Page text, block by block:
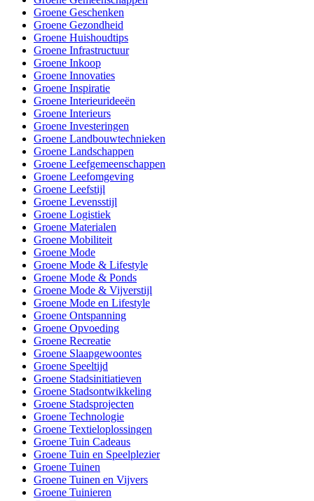
Groene Geschenken
Groene Gezondheid
Groene Huishoudtips
Groene Infrastructuur
Groene Inkoop
Groene Innovaties
Groene Inspiratie
Groene Interieurideeën
Groene Interieurs
Groene Investeringen
Groene Landbouwtechnieken
Groene Landschappen
Groene Leefgemeenschappen
Groene Leefomgeving
Groene Leefstijl
Groene Levensstijl
Groene Logistiek
Groene Materialen
Groene Mobiliteit
Groene Mode
Groene Mode & Lifestyle
Groene Mode & Ponds
Groene Mode & Vijverstijl
Groene Mode en Lifestyle
Groene Ontspanning
Groene Opvoeding
Groene Recreatie
Groene Slaapgewoontes
Groene Speeltijd
Groene Stadsinitiatieven
Groene Stadsontwikkeling
Groene Stadsprojecten
Groene Technologie
Groene Textieloplossingen
Groene Tuin Cadeaus
Groene Tuin en Speelplezier
Groene Tuinen
Groene Tuinen en Vijvers
Groene Tuinieren